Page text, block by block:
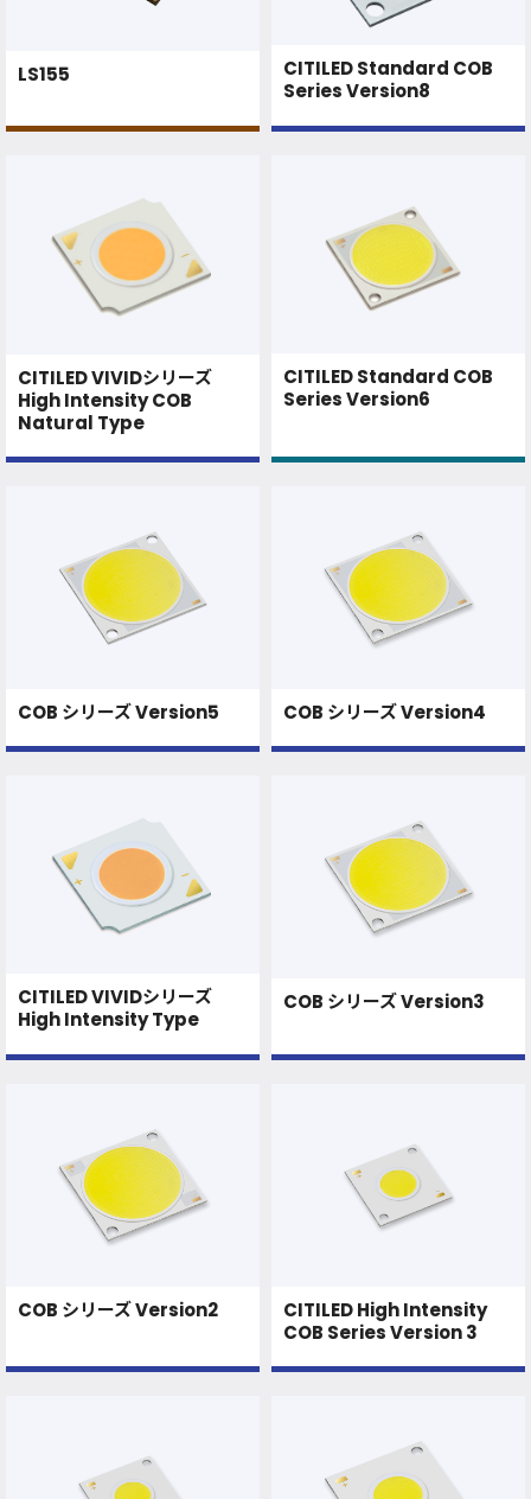
LS155
CITILED Standard COB
Series Version8
CITILED VIVIDシリーズ
High Intensity COB
Natural Type
CITILED Standard COB
Series Version6
COB シリーズ Version5 COB シリーズ Version4
CITILED VIVIDシリーズ
High Intensity Type
COB シリーズ Version3
COB シリーズ Version2
CITILED High Intensity
COB Series Version 3